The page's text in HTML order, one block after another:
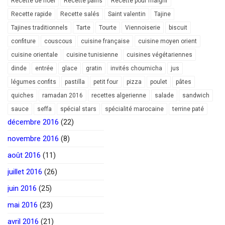
Recette rapide
Recette salés Saint valentin
Tajine
Tajines traditionnels
Tarte Tourte Viennoiserie
biscuit
confiture
couscous cuisine française
cuisine moyen orient
cuisine orientale
cuisine tunisienne
cuisines végétariennes
dinde
entrée glace gratin invités choumicha
jus
légumes confits
pastilla petit four pizza poulet
pâtes
quiches
ramadan 2016 recettes algerienne salade
sandwich
sauce
seffa spécial stars spécialité marocaine terrine paté
décembre 2016 (22)
novembre 2016 (8)
août 2016 (11)
juillet 2016 (26)
juin 2016 (25)
mai 2016 (23)
avril 2016 (21)